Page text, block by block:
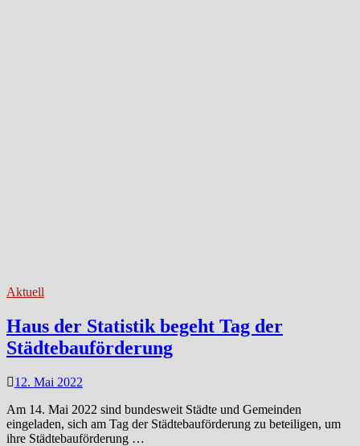
Aktuell
Haus der Statistik begeht Tag der
Städtebauförderung
12. Mai 2022
Am 14. Mai 2022 sind bundesweit Städte und Gemeinden
eingeladen, sich am Tag der Städtebauförderung zu beteiligen, um
ihre Städtebauförderung …